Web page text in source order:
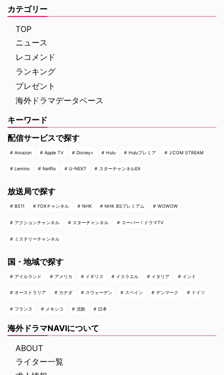
カテゴリー
TOP
ニュース
レコメンド
ランキング
プレゼント
海外ドラマデータベース
キーワード
配信サービスで探す
Amazon Apple TV Disney+ Hulu Huluプレミア J:COM STREAM
Lemino Netflix U-NEXT スターチャンネルEX
放送局で探す
BS11 FOXチャンネル NHK NHK BSプレミアム WOWOW
アクションチャンネル スターチャンネル スーパー！ドラマTV
ミステリーチャンネル
国・地域で探す
アイルランド アメリカ イギリス イスラエル イタリア インド
オーストラリア カナダ スウェーデン スペイン デンマーク ドイツ
フランス メキシコ 北欧 日本
海外ドラマNAVIについて
ABOUT
ライター一覧